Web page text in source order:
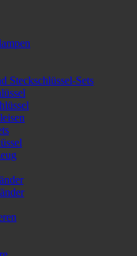
Steckschlüssel-Sets